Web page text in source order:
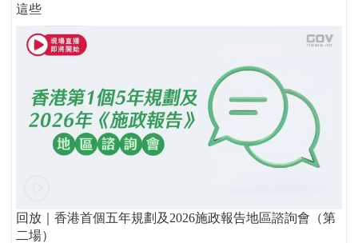
這些
回放｜香港首個五年規劃及2026施政報告地區諮詢會（第
二場）